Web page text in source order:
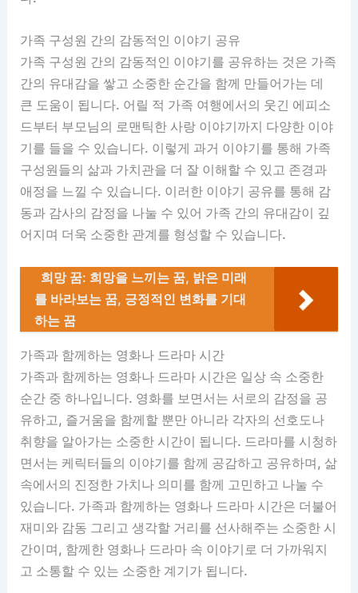
가족 구성원 간의 감동적인 이야기 공유
가족 구성원 간의 감동적인 이야기를 공유하는 것은 가족
간의 유대감을 쌓고 소중한 순간을 함께 만들어가는 데
큰 도움이 됩니다. 어릴 적 가족 여행에서의 웃긴 에피소
드부터 부모님의 로맨틱한 사랑 이야기까지 다양한 이야
기를 들을 수 있습니다. 이렇게 과거 이야기를 통해 가족
구성원들의 삶과 가치관을 더 잘 이해할 수 있고 존경과
애정을 느낄 수 있습니다. 이러한 이야기 공유를 통해 감
동과 감사의 감정을 나눌 수 있어 가족 간의 유대감이 깊
어지며 더욱 소중한 관계를 형성할 수 있습니다.
희망 꿈: 희망을 느끼는 꿈, 밝은 미래
를 바라보는 꿈, 긍정적인 변화를 기대
하는 꿈
가족과 함께하는 영화나 드라마 시간
가족과 함께하는 영화나 드라마 시간은 일상 속 소중한
순간 중 하나입니다. 영화를 보면서는 서로의 감정을 공
유하고, 즐거움을 함께할 뿐만 아니라 각자의 선호도나
취향을 알아가는 소중한 시간이 됩니다. 드라마를 시청하
면서는 케릭터들의 이야기를 함께 공감하고 공유하며, 삶
속에서의 진정한 가치나 의미를 함께 고민하고 나눌 수
있습니다. 가족과 함께하는 영화나 드라마 시간은 더불어
재미와 감동 그리고 생각할 거리를 선사해주는 소중한 시
간이며, 함께한 영화나 드라마 속 이야기로 더 가까워지
고 소통할 수 있는 소중한 계기가 됩니다.